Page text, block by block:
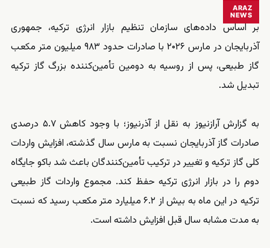
ARAZ
NEWS
بر اساس داده‌های سازمان تنظیم بازار انرژی ترکیه، جمهوری
آذربایجان در مارس ۲۰۲۶ با صادرات حدود ۹۸۳ میلیون متر مکعب
گاز طبیعی، پس از روسیه به دومین تأمین‌کننده بزرگ گاز ترکیه
تبدیل شد.
به گزارش آرازنیوز به نقل از آذرنیوز؛ با وجود کاهش ۵.۷ درصدی
صادرات گاز آذربایجان نسبت به مارس سال گذشته، افزایش واردات
کلی گاز ترکیه و تغییر در ترکیب تأمین‌کنندگان باعث شد باکو جایگاه
دوم را در بازار انرژی ترکیه حفظ کند. مجموع واردات گاز طبیعی
ترکیه در این ماه به بیش از ۶.۲ میلیارد متر مکعب رسید که نسبت
به مدت مشابه سال قبل افزایش داشته است.